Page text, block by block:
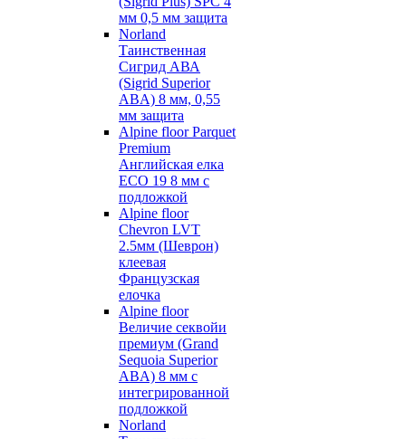
мм 0,5 мм защита
Norland
Таинственная
Сигрид АВА
(Sigrid Superior
ABA) 8 мм, 0,55
мм защита
Alpine floor Parquet
Premium
Английская елка
ECO 19 8 мм с
подложкой
Alpine floor
Chevron LVT
2.5мм (Шеврон)
клеевая
Французская
елочка
Alpine floor
Величие секвойи
премиум (Grand
Sequoia Superior
ABA) 8 мм с
интегрированной
подложкой
Norland